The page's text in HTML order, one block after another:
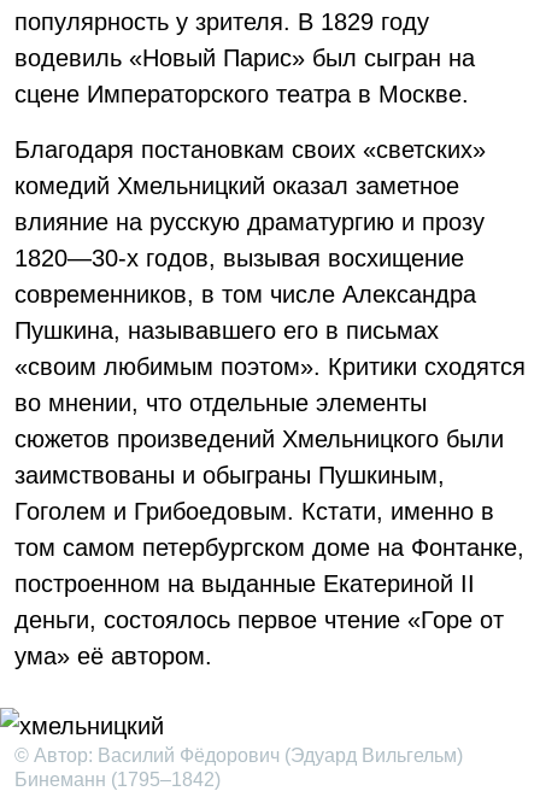
популярность у зрителя. В 1829 году
водевиль «Новый Парис» был сыгран на
сцене Императорского театра в Москве.
Благодаря постановкам своих «светских»
комедий Xмельницкий оказал заметное
влияние на русскую драматургию и прозу
1820—30-х годов, вызывая восхищение
современников, в том числе Александра
Пушкина, называвшего его в письмах
«своим любимым поэтом». Критики сходятся
во мнении, что отдельные элементы
сюжетов произведений Хмельницкого были
заимствованы и обыграны Пушкиным,
Гоголем и Грибоедовым. Кстати, именно в
том самом петербургском доме на Фонтанке,
построенном на выданные Екатериной II
деньги, состоялось первое чтение «Горе от
ума» её автором.
© Автор: Василий Фёдорович (Эдуард Вильгельм)
Бинеманн (1795–1842)